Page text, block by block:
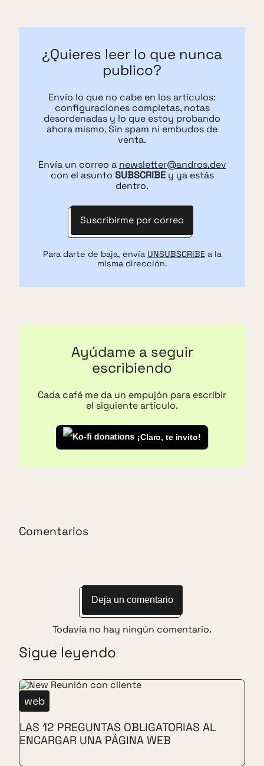
¿Quieres leer lo que nunca
publico?
Envío lo que no cabe en los artículos:
configuraciones completas, notas
desordenadas y lo que estoy probando
ahora mismo. Sin spam ni embudos de
venta.
Envía un correo a newsletter@andros.dev
con el asunto SUBSCRIBEy ya estás
dentro.
Suscribirme por correo
Para darte de baja, envía UNSUBSCRIBEa la
misma dirección.
Ayúdame a seguir
escribiendo
Cada café me da un empujón para escribir
el siguiente artículo.
¡Claro, te invito!
Comentarios
Deja un comentario
Todavía no hay ningún comentario.
Sigue leyendo
web
LAS 12 PREGUNTAS OBLIGATORIAS AL
ENCARGAR UNA PÁGINA WEB